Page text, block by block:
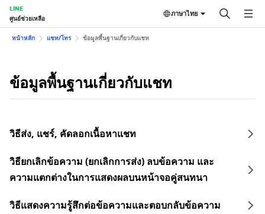
LINE
ศูนย์ช่วยเหลือ
ภาษาไทย
หน้าหลัก แชท/โทร ข้อมูลพื้นฐานเกี่ยวกับแชท
ข้อมูลพื้นฐานเกี่ยวกับแชท
วิธีส่ง, แชร์, คัดลอกเนื้อหาแชท
วิธียกเลิกข้อความ (ยกเลิกการส่ง) ลบข้อความ และ
ความแตกต่างในการแสดงผลบนหน้าจอคู่สนทนา
วิธีแสดงความรู้สึกต่อข้อความและตอบกลับข้อความ